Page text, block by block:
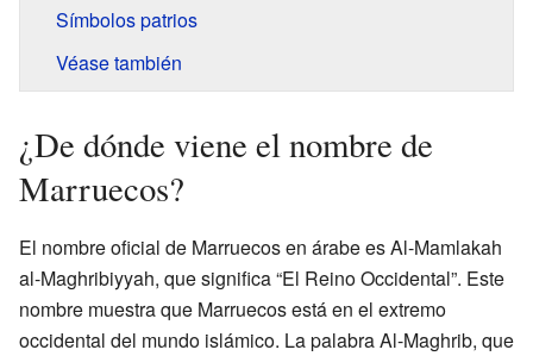
Símbolos patrios
Véase también
¿De dónde viene el nombre de
Marruecos?
El nombre oficial de Marruecos en árabe es Al-Mamlakah
al-Maghribiyyah, que significa “El Reino Occidental”. Este
nombre muestra que Marruecos está en el extremo
occidental del mundo islámico. La palabra Al-Maghrib, que